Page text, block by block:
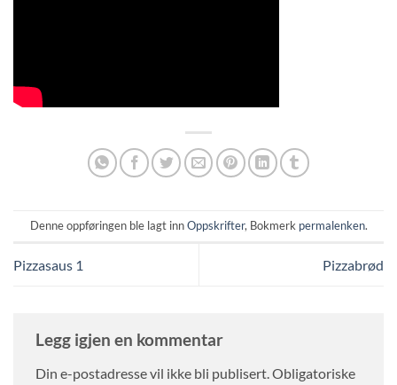
Denne oppføringen ble lagt innOppskrifter, Bokmerk permalenken.
Pizzasaus 1 Pizzabrød
Legg igjen en kommentar
Din e-postadresse vil ikke bli publisert. Obligatoriske